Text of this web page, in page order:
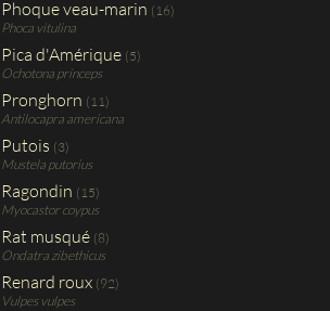
Phoque veau-marin (16)
Phoca vitulina
Pica d'Amérique (5)
Ochotona princeps
Pronghorn (11)
Antilocapra americana
Putois (3)
Mustela putorius
Ragondin (15)
Myocastor coypus
Rat musqué (8)
Ondatra zibethicus
Renard roux (92)
Vulpes vulpes